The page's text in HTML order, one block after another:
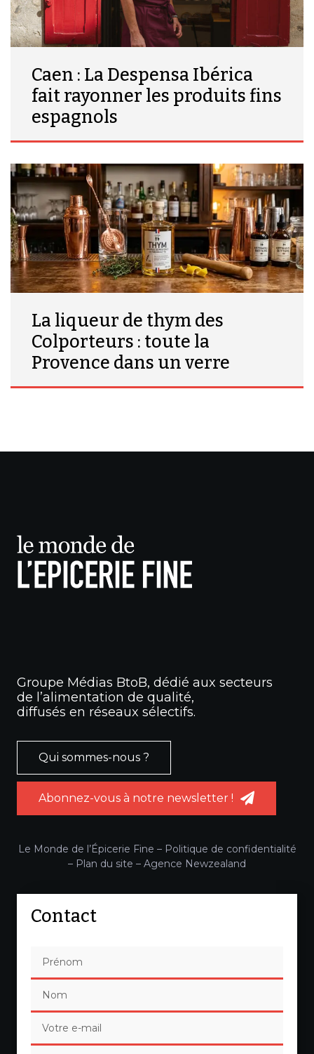
Caen : La Despensa Ibérica
fait rayonner les produits fins
espagnols
La liqueur de thym des
Colporteurs : toute la
Provence dans un verre
Groupe Médias BtoB, dédié aux secteurs
de l’alimentation de qualité,
diffusés en réseaux sélectifs.
Qui sommes-nous ?
Abonnez-vous à notre newsletter !
Le Monde de l’Épicerie Fine – Politique de confidentialité
– Plan du site – Agence Newzealand
Contact